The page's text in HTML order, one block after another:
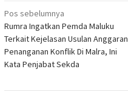
Navigasi
pos
Pos sebelumnya
Rumra Ingatkan Pemda Maluku
Terkait Kejelasan Usulan Anggaran
Penanganan Konflik Di Malra, Ini
Kata Penjabat Sekda